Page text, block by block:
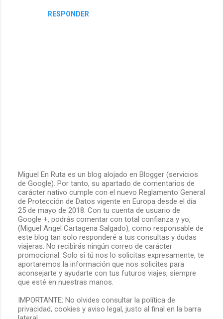
RESPONDER
P
u
b
l
i
c
a
r
u
n
c
o
e
n
Miguel En Ruta es un blog alojado en Blogger (servicios
de Google). Por tanto, su apartado de comentarios de
carácter nativo cumple con el nuevo Reglamento General
de Protección de Datos vigente en Europa desde el día
25 de mayo de 2018. Con tu cuenta de usuario de
Google +, podrás comentar con total confianza y yo,
(Miguel Angel Cartagena Salgado), como responsable de
este blog tan solo responderé a tus consultas y dudas
viajeras. No recibirás ningún correo de carácter
promocional. Solo si tú nos lo solicitas expresamente, te
aportaremos la información que nos solicites para
aconsejarte y ayudarte con tus futuros viajes, siempre
que esté en nuestras manos.
IMPORTANTE: No olvides consultar la política de
privacidad, cookies y aviso legal, justo al final en la barra